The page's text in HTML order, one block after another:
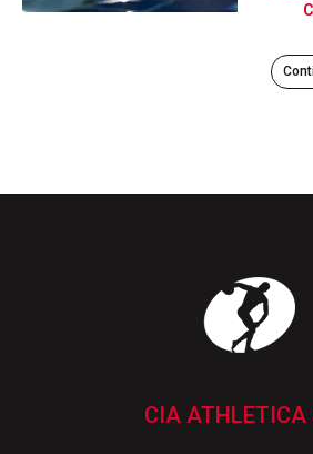
CIA ATHLETICA